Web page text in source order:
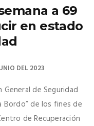
a 69
en estado
DEL 2023
de Seguridad
Bordo” de los fines de
de Recuperación